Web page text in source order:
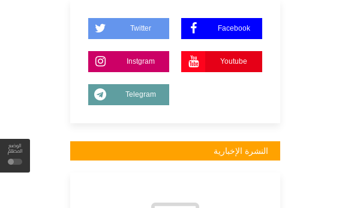
الوضع
المظلم
Twitter Facebook
Instgram Youtube
Telegram
النشرة الإخبارية